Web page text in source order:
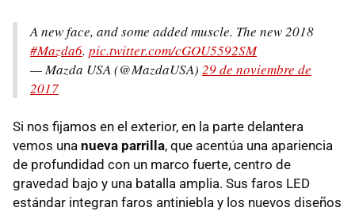
A new face, and some added muscle. The new 2018
#Mazda6. pic.twitter.com/cGOU5592SM
— Mazda USA (@MazdaUSA) 29 de noviembre de
2017
Si nos fijamos en el exterior, en la parte delantera
vemos una nueva parrilla, que acentúa una apariencia
de profundidad con un marco fuerte, centro de
gravedad bajo y una batalla amplia. Sus faros LED
estándar integran faros antiniebla y los nuevos diseños